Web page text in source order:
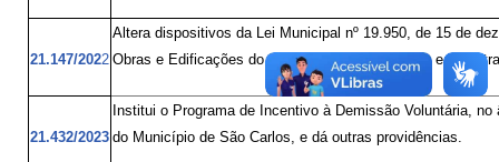
21.147/2022
Altera dispositivos da Lei Municipal nº 19.950, de 15 de
Obras e Edificações do Município de São Carlos, e dá
21.432/2023
Institui o Programa de Incentivo à Demissão Voluntária,
do Município de São Carlos, e dá outras providências.